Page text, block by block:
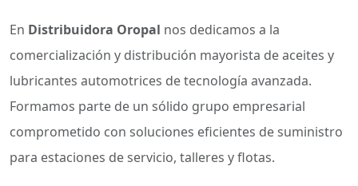
En Distribuidora Oropal nos dedicamos a la
comercialización y distribución mayorista de aceites y
lubricantes automotrices de tecnología avanzada.
Formamos parte de un sólido grupo empresarial
comprometido con soluciones eficientes de suministro
para estaciones de servicio, talleres y flotas.